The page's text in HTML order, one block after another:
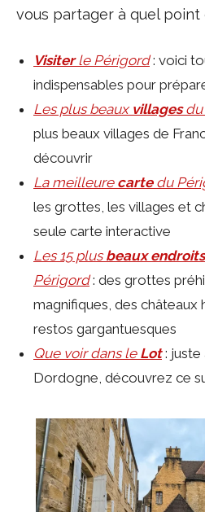
vous partager à quel point
Visiterle Périgord: voici
indispensables pour
Les plus beaux villagesdu
plus beaux villages de
découvrir
La meilleure cartedu
les grottes, les villages et
seule carte interactive
Les 15 plusbeaux endroits
Périgord: des grottes
magnifiques, des châteaux
restos gargantuesques
Que voir dans le Lot: juste
Dordogne, découvrez ce